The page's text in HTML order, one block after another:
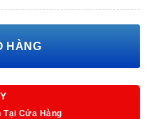
HÀNG
Tại Cửa Hàng